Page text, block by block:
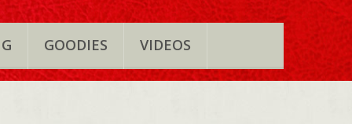
GOODIES VIDEOS